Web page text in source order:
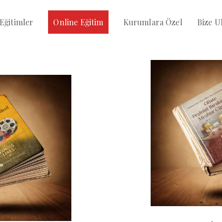
Eğitimler Online Eğitim Kurumlara Özel Bize